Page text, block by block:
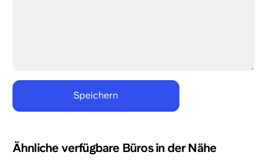
Ähnliche verfügbare Büros in der Nähe